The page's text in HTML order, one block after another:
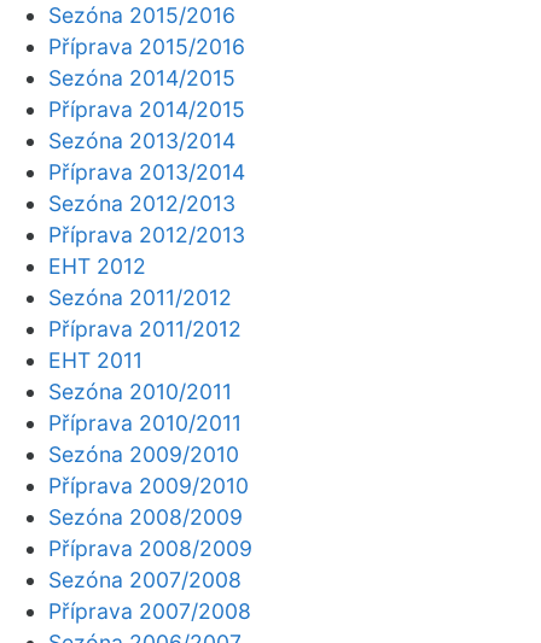
Sezóna 2015/2016
Příprava 2015/2016
Sezóna 2014/2015
Příprava 2014/2015
Sezóna 2013/2014
Příprava 2013/2014
Sezóna 2012/2013
Příprava 2012/2013
EHT 2012
Sezóna 2011/2012
Příprava 2011/2012
EHT 2011
Sezóna 2010/2011
Příprava 2010/2011
Sezóna 2009/2010
Příprava 2009/2010
Sezóna 2008/2009
Příprava 2008/2009
Sezóna 2007/2008
Příprava 2007/2008